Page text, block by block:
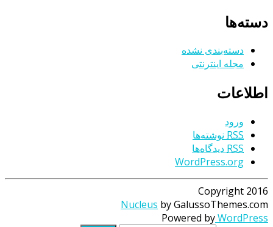
دسته‌ها
دسته‌بندی نشده
مجله اینترنتی
اطلاعات
ورود
RSS نوشته‌ها
RSS دیدگاه‌ها
WordPress.org
Copyright 2016
Nucleus by GalussoThemes.com
Powered byWordPress